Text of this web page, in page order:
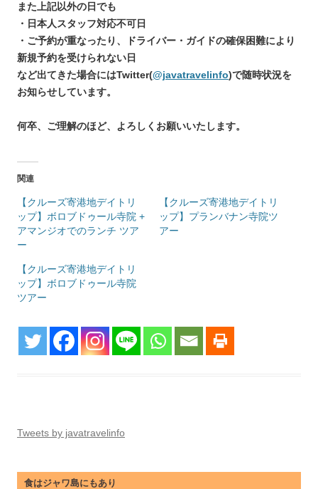
また上記以外の日でも
・日本人スタッフ対応不可日
・ご予約が重なったり、ドライバー・ガイドの確保困難により
新規予約を受けられない日
など出てきた場合にはTwitter(@javatravelinfo)で随時状況を
お知らせしています。
何卒、ご理解のほど、よろしくお願いいたします。
関連
【クルーズ寄港地デイトリ
ップ】ボロブドゥール寺院 +
アマンジオでのランチ ツア
ー
【クルーズ寄港地デイトリ
ップ】プランバナン寺院ツ
アー
【クルーズ寄港地デイトリ
ップ】ボロブドゥール寺院
ツアー
Tweets by javatravelinfo
食はジャワ島にもあり